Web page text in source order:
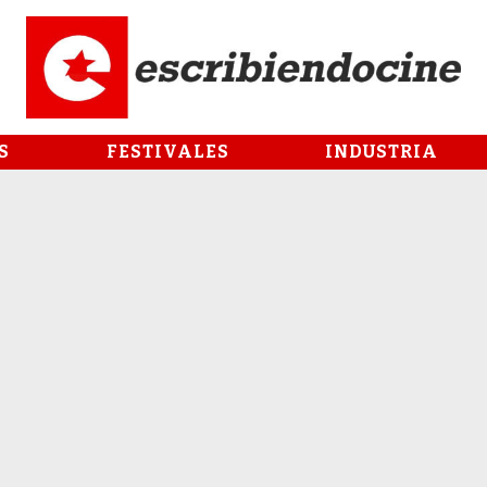
FESTIVALES INDUSTRIA